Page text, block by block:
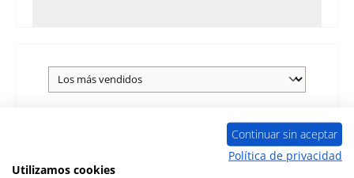
Continuar sin aceptar
Política de privacidad
Utilizamos cookies